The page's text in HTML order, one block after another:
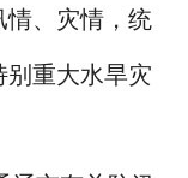
情、灾情，统
别重大水旱灾